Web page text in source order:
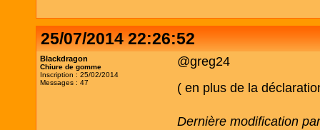
25/07/2014 22:26:52
Blackdragon
Chiure de gomme
Inscription : 25/02/2014
Messages : 47
@greg24
( en plus de la
Dernière modification